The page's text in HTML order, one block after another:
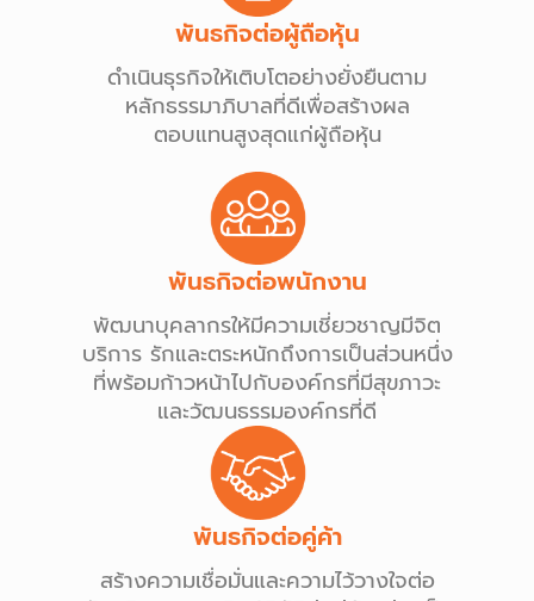
พันธกิจต่อผู้ถือหุ้น
ดำเนินธุรกิจให้เติบโตอย่างยั่งยืนตาม
หลักธรรมาภิบาลที่ดีเพื่อสร้างผล
ตอบแทนสูงสุดแก่ผู้ถือหุ้น
พันธกิจต่อพนักงาน
พัฒนาบุคลากรให้มีความเชี่ยวชาญมีจิต
บริการ รักและตระหนักถึงการเป็นส่วนหนึ่ง
ที่พร้อมก้าวหน้าไปกับองค์กรที่มีสุขภาวะ
และวัฒนธรรมองค์กรที่ดี
พันธกิจต่อคู่ค้า
สร้างความเชื่อมั่นและความไว้วางใจต่อ